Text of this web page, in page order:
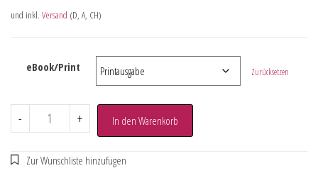
und inkl. Versand (D, A, CH)
eBook/Print Zurücksetzen
- + In den Warenkorb